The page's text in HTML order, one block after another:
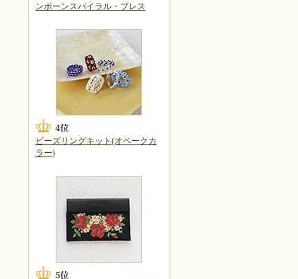
ンボーンスパイラル・ブレス
ビーズリングキット(オペークカ
ラー)